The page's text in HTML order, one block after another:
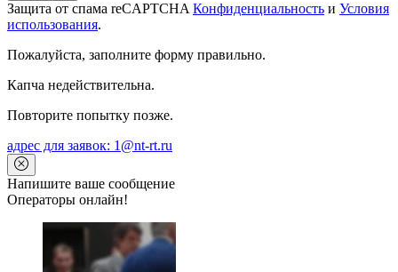
Защита от спама reCAPTCHA Конфиденциальность и Условия
использования.
Пожалуйста, заполните форму правильно.
Капча недействительна.
Повторите попытку позже.
адрес для заявок: 1@nt-rt.ru
Напишите ваше сообщение
Операторы онлайн!